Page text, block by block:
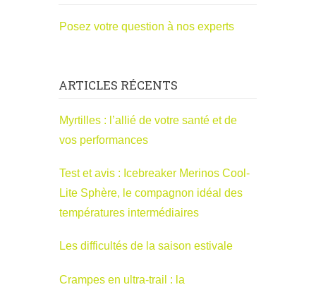
Posez votre question à nos experts
ARTICLES RÉCENTS
Myrtilles : l’allié de votre santé et de
vos performances
Test et avis : Icebreaker Merinos Cool-
Lite Sphère, le compagnon idéal des
températures intermédiaires
Les difficultés de la saison estivale
Crampes en ultra-trail : la